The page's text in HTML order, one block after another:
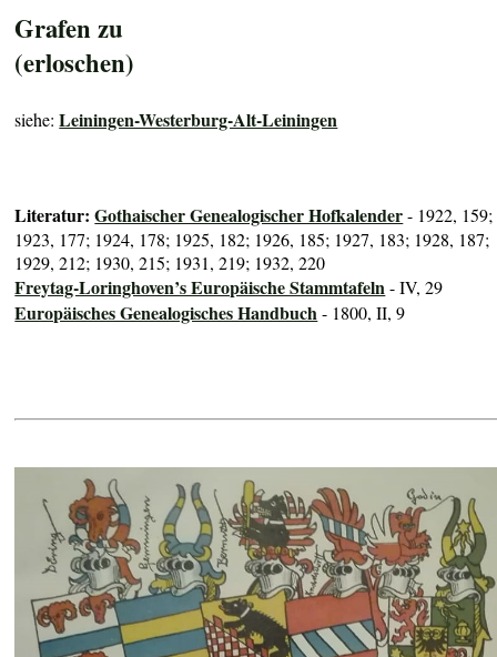
Grafen zu
(erloschen)
siehe:Leiningen-Westerburg-Alt-Leiningen
Literatur:Gothaischer Genealogischer Hofkalender- 1922, 159;
1923, 177; 1924, 178; 1925, 182; 1926, 185; 1927, 183; 1928, 187;
1929, 212; 1930, 215; 1931, 219; 1932, 220
Freytag-Loringhoven’s Europäische Stammtafeln- IV, 29
Europäisches Genealogisches Handbuch- 1800, II, 9